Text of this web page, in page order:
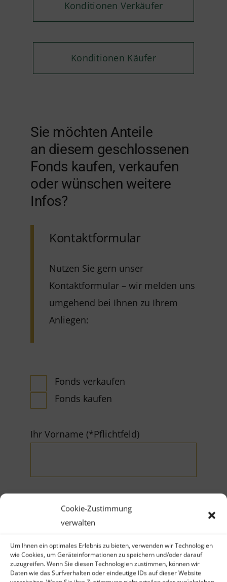
Cookie-Zustimmung
verwalten
Um Ihnen ein optimales Erlebnis zu bieten, verwenden wir Technologien
wie Cookies, um Geräteinformationen zu speichern und/oder darauf
zuzugreifen. Wenn Sie diesen Technologien zustimmen, können wir
Daten wie das Surfverhalten oder eindeutige IDs auf dieser Website
Konditionen Verkäufer
Konditionen Käufer
Sie möchten Anteile
an diesem geschlossenen
Fonds kaufen, verkaufen
oder wünschen weitere
Infos?
Kontaktformular
Nutzen Sie gern unser
Kontaktformular – wir melden uns
umgehend bei Ihnen zu Ihrem
Anliegen:
Fonds verkaufen
Fonds kaufen
Ihr Vorname (*Pflichtfeld)
Ihr Nachname (*Pflichtfeld)